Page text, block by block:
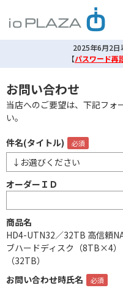
2025年6月2日
【パスワード再
お問い合わせ
当店へのご要望は、下記フォ
い。
件名(タイトル)
オーダーＩＤ
商品名
HD4-UTN32／32TB 高信頼
ブハードディスク（8TB×4）
（32TB）
お問い合わせ時氏名